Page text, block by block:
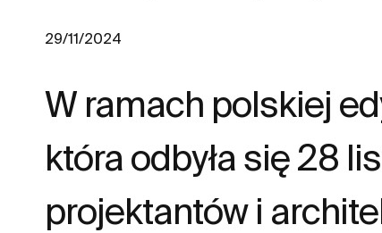
29/11/2024
W ramach polskiej
która odbyła się 28
projektantów i